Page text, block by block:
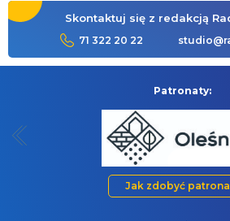
Skontaktuj się z redakcją
71 322 20 22
Patronaty:
Jak zdobyć